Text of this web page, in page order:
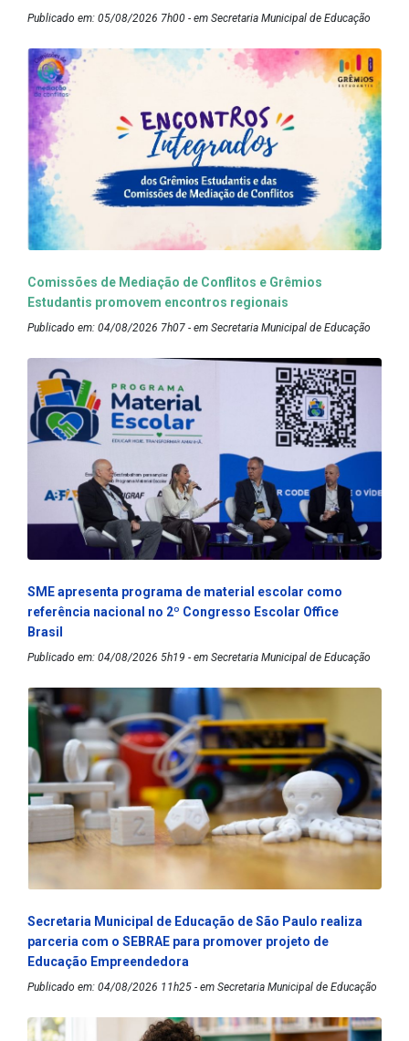
Publicado em: 05/08/2026 7h00 - em Secretaria Municipal de Educação
Comissões de Mediação de Conflitos e Grêmios
Estudantis promovem encontros regionais
Publicado em: 04/08/2026 7h07 - em Secretaria Municipal de Educação
SME apresenta programa de material escolar como
referência nacional no 2º Congresso Escolar Office
Brasil
Publicado em: 04/08/2026 5h19 - em Secretaria Municipal de Educação
Secretaria Municipal de Educação de São Paulo realiza
parceria com o SEBRAE para promover projeto de
Educação Empreendedora
Publicado em: 04/08/2026 11h25 - em Secretaria Municipal de Educação